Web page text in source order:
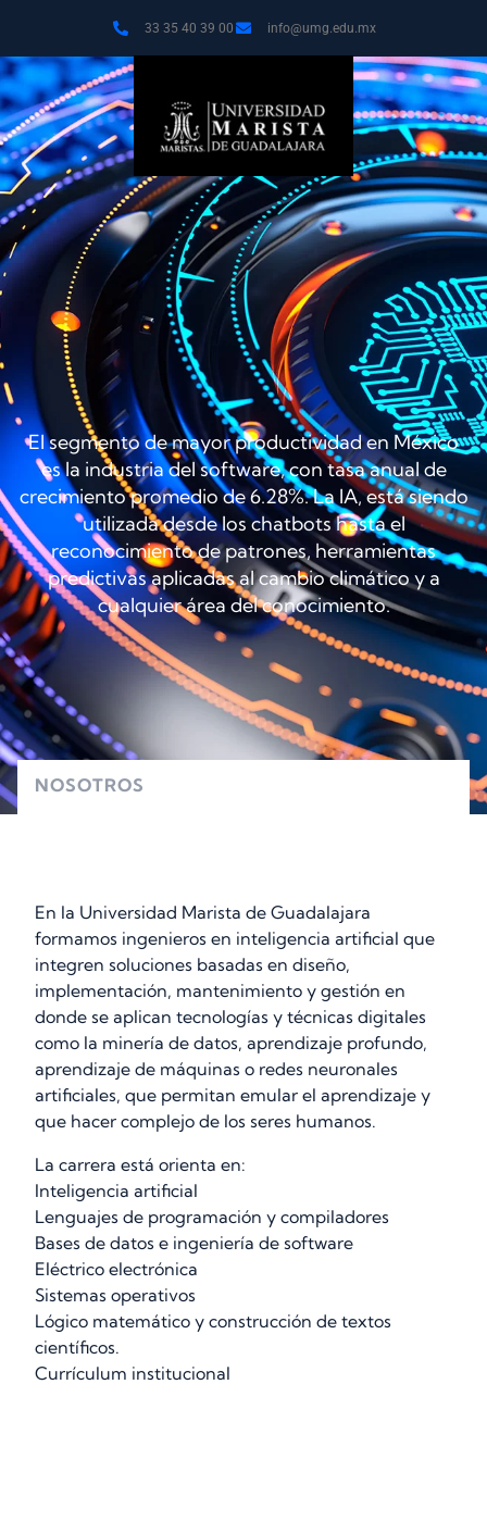
33 35 40 39 00 info@umg.edu.mx
El segmento de mayor productividad en México
es la industria del software, con tasa anual de
crecimiento promedio de 6.28%. La IA, está siendo
utilizada desde los chatbots hasta el
reconocimiento de patrones, herramientas
predictivas aplicadas al cambio climático y a
cualquier área del conocimiento.
NOSOTROS
En la Universidad Marista de Guadalajara
formamos ingenieros en inteligencia artificial que
integren soluciones basadas en diseño,
implementación, mantenimiento y gestión en
donde se aplican tecnologías y técnicas digitales
como la minería de datos, aprendizaje profundo,
aprendizaje de máquinas o redes neuronales
artificiales, que permitan emular el aprendizaje y
que hacer complejo de los seres humanos.
La carrera está orienta en:
Inteligencia artificial
Lenguajes de programación y compiladores
Bases de datos e ingeniería de software
Eléctrico electrónica
Sistemas operativos
Lógico matemático y construcción de textos
científicos.
Currículum institucional